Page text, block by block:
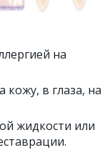
на
кожу, в глаза, на
жидкости или